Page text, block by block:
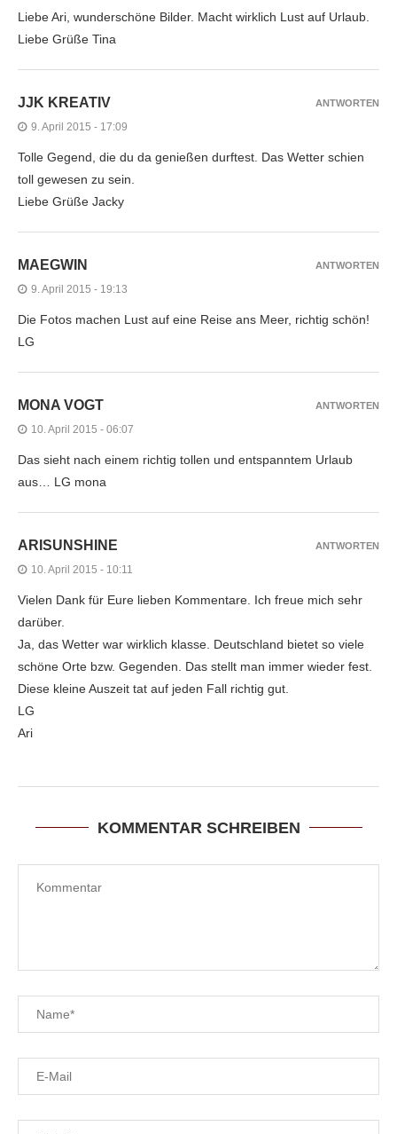
Liebe Ari, wunderschöne Bilder. Macht wirklich Lust auf Urlaub.
Liebe Grüße Tina
JJK KREATIV
9. April 2015 - 17:09
Tolle Gegend, die du da genießen durftest. Das Wetter schien
toll gewesen zu sein.
Liebe Grüße Jacky
ANTWORTEN
MAEGWIN
9. April 2015 - 19:13
Die Fotos machen Lust auf eine Reise ans Meer, richtig schön!
LG
ANTWORTEN
MONA VOGT
10. April 2015 - 06:07
Das sieht nach einem richtig tollen und entspanntem Urlaub
aus… LG mona
ANTWORTEN
ARISUNSHINE
10. April 2015 - 10:11
Vielen Dank für Eure lieben Kommentare. Ich freue mich sehr
darüber.
Ja, das Wetter war wirklich klasse. Deutschland bietet so viele
schöne Orte bzw. Gegenden. Das stellt man immer wieder fest.
Diese kleine Auszeit tat auf jeden Fall richtig gut.
LG
Ari
ANTWORTEN
KOMMENTAR SCHREIBEN